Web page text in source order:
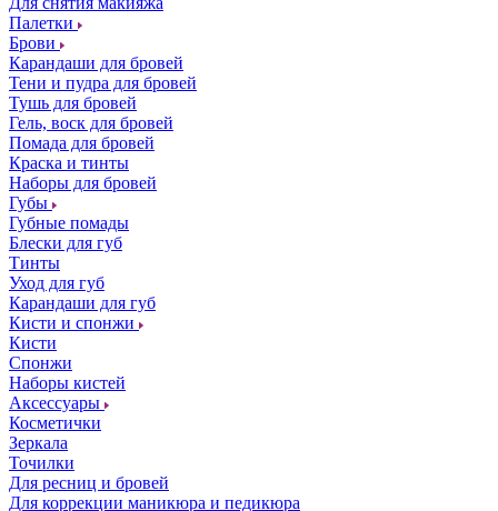
Палетки
Брови
Карандаши для бровей
Тени и пудра для бровей
Тушь для бровей
Гель, воск для бровей
Помада для бровей
Краска и тинты
Наборы для бровей
Губы
Губные помады
Блески для губ
Тинты
Уход для губ
Карандаши для губ
Кисти и спонжи
Кисти
Спонжи
Наборы кистей
Аксессуары
Косметички
Зеркала
Точилки
Для ресниц и бровей
Для коррекции маникюра и педикюра